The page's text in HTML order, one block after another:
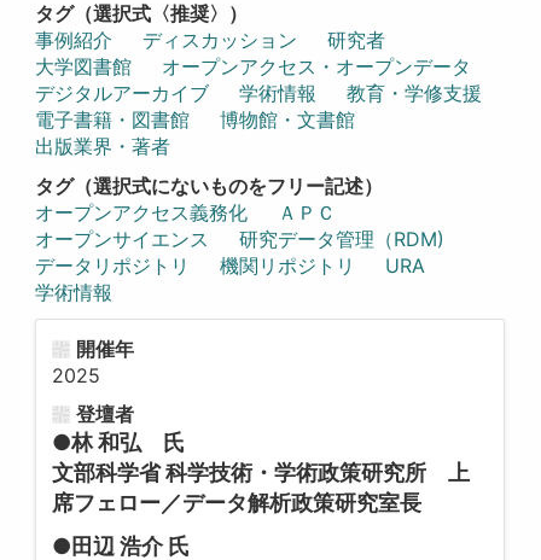
タグ（選択式〈推奨〉）
事例紹介
ディスカッション
研究者
大学図書館
オープンアクセス・オープンデータ
デジタルアーカイブ
学術情報
教育・学修支援
電子書籍・図書館
博物館・文書館
出版業界・著者
タグ（選択式にないものをフリー記述）
オープンアクセス義務化
ＡＰＣ
オープンサイエンス
研究データ管理（RDM)
データリポジトリ
機関リポジトリ
URA
学術情報
開催年
2025
登壇者
●林 和弘 氏
文部科学省 科学技術・学術政策研究所 上
席フェロー／データ解析政策研究室長
●田辺 浩介 氏